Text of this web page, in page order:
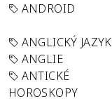
ANDROID
ANGLICKÝ JAZYK
ANGLIE
ANTICKÉ
HOROSKOPY